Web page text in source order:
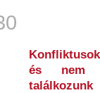
és nem
találkozunk